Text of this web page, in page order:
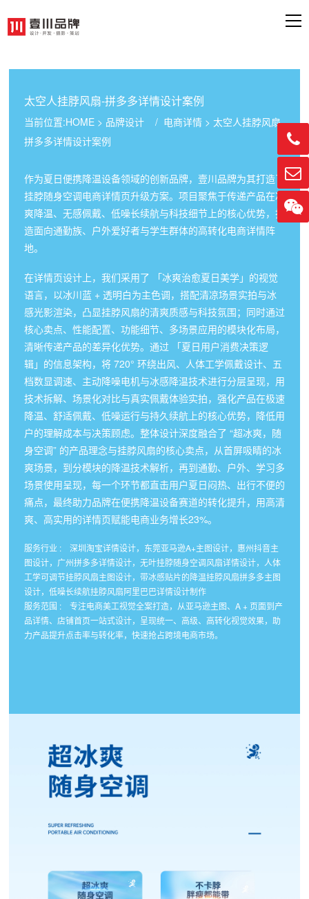
太空人挂脖风扇-拼多多详情设计案例
当前位置:HOME> 品牌设计/ 电商详情> 太空人挂脖风扇-
拼多多详情设计案例
作为夏日便携降温设备领域的创新品牌，壹川品牌为其打造了
挂脖随身空调电商详情页升级方案。项目聚焦于传递产品在冰
爽降温、无感佩戴、低噪长续航与科技细节上的核心优势，打
造面向通勤族、户外爱好者与学生群体的高转化电商详情阵
地。
在详情页设计上，我们采用了 「冰爽治愈夏日美学」的视觉
语言，以冰川蓝 + 透明白为主色调，搭配清凉场景实拍与冰
感光影渲染，凸显挂脖风扇的清爽质感与科技氛围；同时通过
核心卖点、性能配置、功能细节、多场景应用的模块化布局，
清晰传递产品的差异化优势。通过 「夏日用户消费决策逻
辑」的信息架构，将 720° 环绕出风、人体工学佩戴设计、五
档数显调速、主动降噪电机与冰感降温技术进行分层呈现，用
技术拆解、场景化对比与真实佩戴体验实拍，强化产品在极速
降温、舒适佩戴、低噪运行与持久续航上的核心优势，降低用
户的理解成本与决策顾虑。整体设计深度融合了 “超冰爽，随
身空调” 的产品理念与挂脖风扇的核心卖点，从首屏吸睛的冰
爽场景，到分模块的降温技术解析，再到通勤、户外、学习多
场景使用呈现，每一个环节都直击用户夏日闷热、出行不便的
痛点，最终助力品牌在便携降温设备赛道的转化提升，用高清
爽、高实用的详情页赋能电商业务增长23%。
服务行业 : 深圳淘宝详情设计，东莞亚马逊A+主图设计，惠州抖音主
图设计，广州拼多多详情设计，无叶挂脖随身空调风扇详情设计，人体
工学可调节挂脖风扇主图设计，带冰感贴片的降温挂脖风扇拼多多主图
设计，低噪长续航挂脖风扇阿里巴巴详情设计制作
服务范围 : 专注电商美工视觉全案打造，从亚马逊主图、A + 页面到产
品详情、店铺首页一站式设计，呈现统一、高级、高转化视觉效果，助
力产品提升点击率与转化率，快速抢占跨境电商市场。


